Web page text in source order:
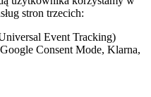
stron trzecich:
Event Tracking)
Consent Mode, Klarna,